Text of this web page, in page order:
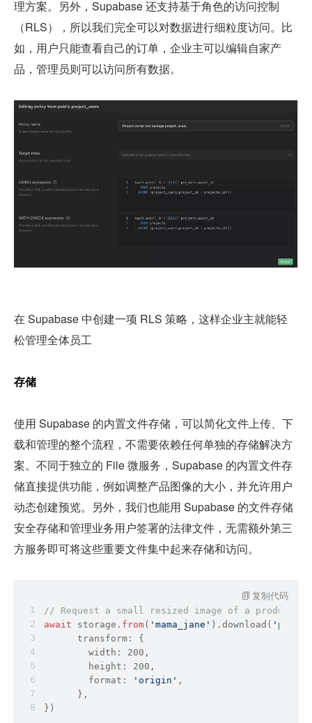
理方案。另外，Supabase 还支持基于角色的访问控制
（RLS），所以我们完全可以对数据进行细粒度访问。比
如，用户只能查看自己的订单，企业主可以编辑自家产
品，管理员则可以访问所有数据。
在 Supabase 中创建一项 RLS 策略，这样企业主就能轻
松管理全体员工
存储
使用 Supabase 的内置文件存储，可以简化文件上传、下
载和管理的整个流程，不需要依赖任何单独的存储解决方
案。不同于独立的 File 微服务，Supabase 的内置文件存
储直接提供功能，例如调整产品图像的大小，并允许用户
动态创建预览。另外，我们也能用 Supabase 的文件存储
安全存储和管理业务用户签署的法律文件，无需额外第三
方服务即可将这些重要文件集中起来存储和访问。
// Request a small resized image of a product
await storage. from( 'mama_jane' ).download(
      transform: {
        width: 200,
        height: 200,
format : 'origin' ,
      },
})
复制代码